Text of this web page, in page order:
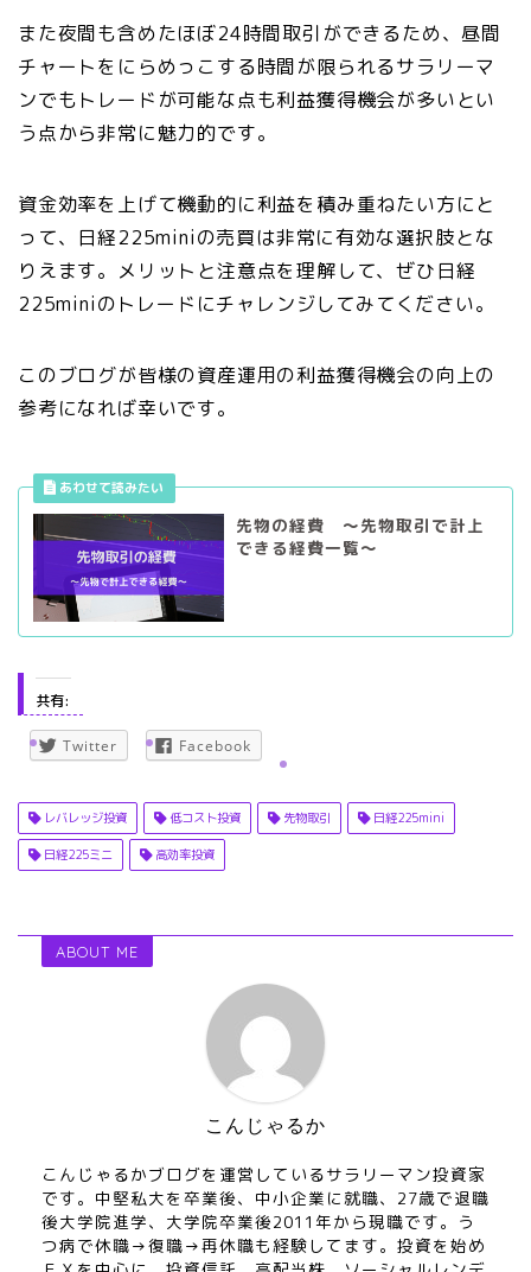
また夜間も含めたほぼ24時間取引ができるため、昼間
チャートをにらめっこする時間が限られるサラリーマ
ンでもトレードが可能な点も利益獲得機会が多いとい
う点から非常に魅力的です。
資金効率を上げて機動的に利益を積み重ねたい方にと
って、日経225miniの売買は非常に有効な選択肢とな
りえます。メリットと注意点を理解して、ぜひ日経
225miniのトレードにチャレンジしてみてください。
このブログが皆様の資産運用の利益獲得機会の向上の
参考になれば幸いです。
先物の経費 ～先物取引で計上
できる経費一覧～
共有:
Twitter Facebook
レバレッジ投資 低コスト投資 先物取引 日経225mini
日経225ミニ 高効率投資
ABOUT ME
こんじゃるか
こんじゃるかブログを運営しているサラリーマン投資家
です。中堅私大を卒業後、中小企業に就職、27歳で退職
後大学院進学、大学院卒業後2011年から現職です。う
つ病で休職→復職→再休職も経験してます。投資を始め